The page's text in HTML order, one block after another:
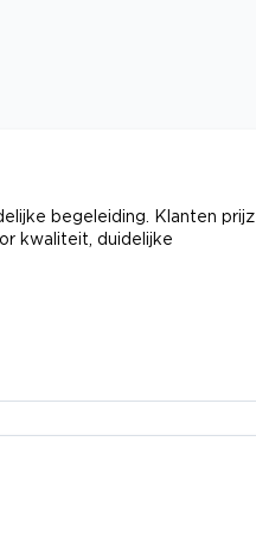
begeleiding. Klanten
kwaliteit, duidelijke